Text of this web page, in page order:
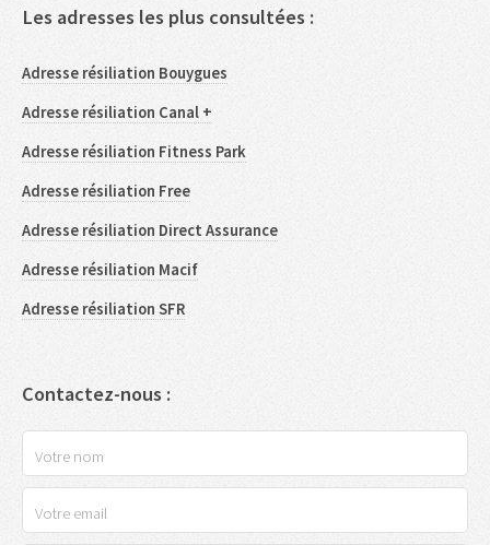
Les adresses les plus consultées :
Adresse résiliation Bouygues
Adresse résiliation Canal +
Adresse résiliation Fitness Park
Adresse résiliation Free
Adresse résiliation Direct Assurance
Adresse résiliation Macif
Adresse résiliation SFR
Contactez-nous :